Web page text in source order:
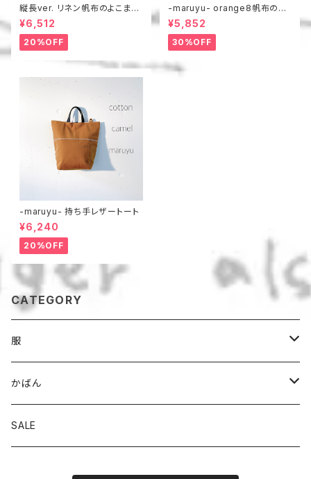
縦長ver. リネン帆布のよこまち
トート
¥6,512
20%OFF
-maruyu- orange8帆布のト
ート
¥5,852
30%OFF
-maruyu- 持ち手レザートート
¥6,240
20%OFF
CATEGORY
服
パンツ
スカート
かばん
トート
SALE